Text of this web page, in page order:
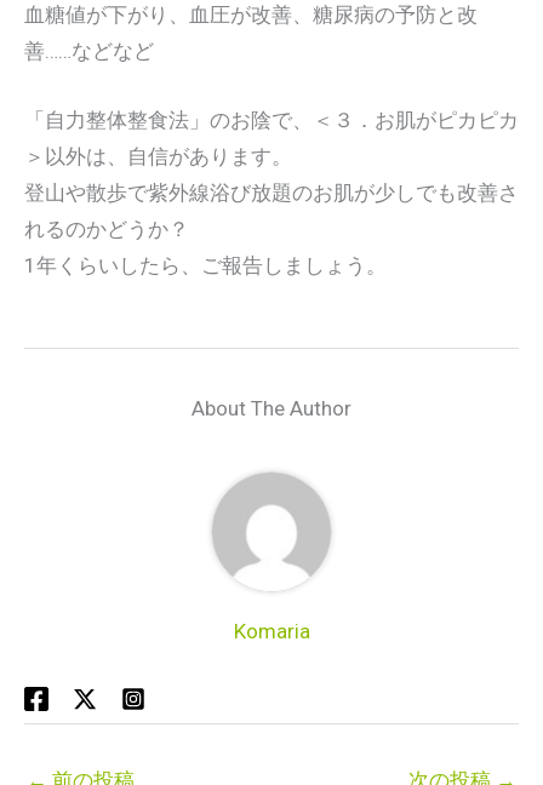
血糖値が下がり、血圧が改善、糖尿病の予防と改
善……などなど
「自力整体整食法」のお陰で、＜３．お肌がピカピカ
＞以外は、自信があります。
登山や散歩で紫外線浴び放題のお肌が少しでも改善さ
れるのかどうか？
1年くらいしたら、ご報告しましょう。
About The Author
Komaria
← 前の投稿 次の投稿 →